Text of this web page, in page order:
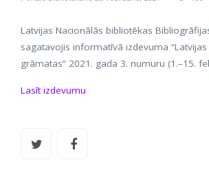
Latvijas Nacionālās bibliotēkas
sagatavojis informatīvā izdevuma
grāmatas” 2021. gada 3. numuru (1.–15.
Lasīt izdevumu